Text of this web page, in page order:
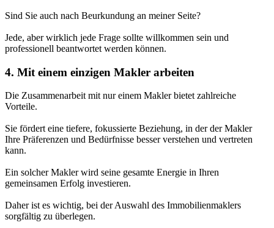
Sind Sie auch nach Beurkundung an meiner Seite?
Jede, aber wirklich jede Frage sollte willkommen sein und
professionell beantwortet werden können.
4. Mit einem einzigen Makler arbeiten
Die Zusammenarbeit mit nur einem Makler bietet zahlreiche
Vorteile.
Sie fördert eine tiefere, fokussierte Beziehung, in der der Makler
Ihre Präferenzen und Bedürfnisse besser verstehen und vertreten
kann.
Ein solcher Makler wird seine gesamte Energie in Ihren
gemeinsamen Erfolg investieren.
Daher ist es wichtig, bei der Auswahl des Immobilienmaklers
sorgfältig zu überlegen.